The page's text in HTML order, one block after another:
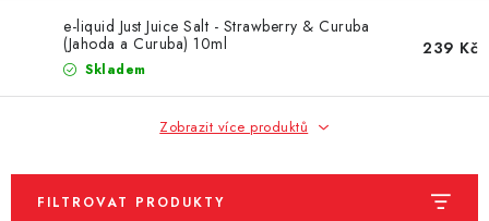
DÁRKOVÉ VOUCHERY
ATOMIZÉRY A CARTRIDGE
e-liquid Just Juice Salt - Strawberry & Curuba
(Jahoda a Curuba) 10ml
Skladem
239 Kč
Zobrazit více produktů
FILTROVAT PRODUKTY